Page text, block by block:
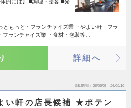
的には】 ■調理・接客 ■発
ともっと・フランチャイズ業 ・やよい軒・フラ
フランチャイズ業 ・食材・包装等…
詳細へ
掲載期間 26/08/06～26/08/19
い軒の店長候補 ★ポテン